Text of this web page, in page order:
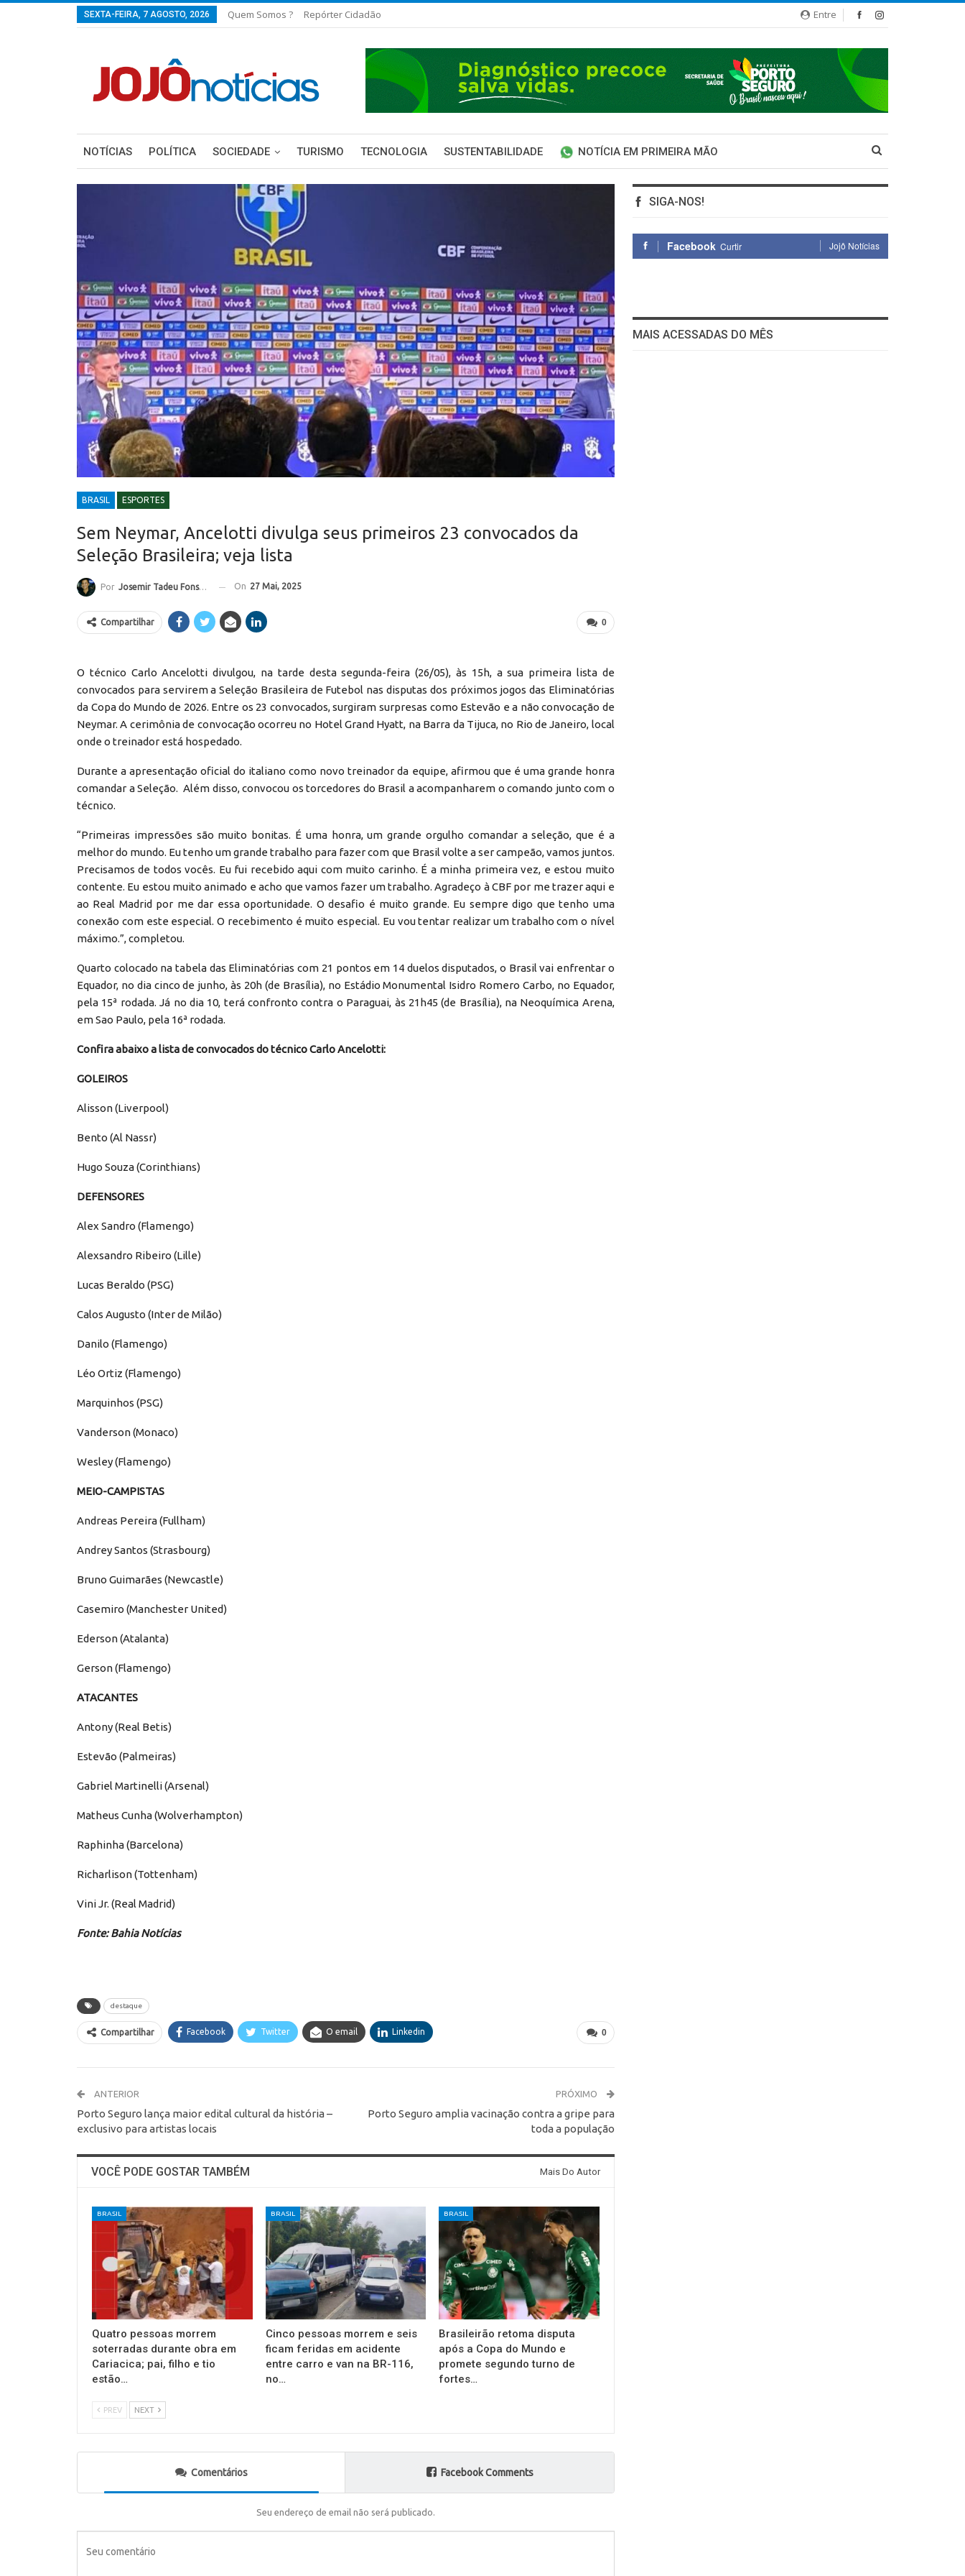
Entre
SEXTA-FEIRA, 7 AGOSTO, 2026 Quem Somos ? Repórter Cidadão
NOTÍCIAS POLÍTICA SOCIEDADE TURISMO TECNOLOGIA SUSTENTABILIDADE NOTÍCIA EM PRIMEIRA MÃO
BRASIL ESPORTES
Sem Neymar, Ancelotti divulga seus primeiros 23 convocados da
Seleção Brasileira; veja lista
Por Josemir Tadeu Fonseca On 27 Mai, 2025
0
Compartilhar
O técnico Carlo Ancelotti divulgou, na tarde desta segunda-feira (26/05), às 15h, a sua primeira lista de
convocados para servirem a Seleção Brasileira de Futebol nas disputas dos próximos jogos das Eliminatórias
da Copa do Mundo de 2026. Entre os 23 convocados, surgiram surpresas como Estevão e a não convocação de
Neymar. A cerimônia de convocação ocorreu no Hotel Grand Hyatt, na Barra da Tijuca, no Rio de Janeiro, local
onde o treinador está hospedado.
Durante a apresentação oficial do italiano como novo treinador da equipe, afirmou que é uma grande honra
comandar a Seleção. Além disso, convocou os torcedores do Brasil a acompanharem o comando junto com o
técnico.
“Primeiras impressões são muito bonitas. É uma honra, um grande orgulho comandar a seleção, que é a
melhor do mundo. Eu tenho um grande trabalho para fazer com que Brasil volte a ser campeão, vamos juntos.
Precisamos de todos vocês. Eu fui recebido aqui com muito carinho. É a minha primeira vez, e estou muito
contente. Eu estou muito animado e acho que vamos fazer um trabalho. Agradeço à CBF por me trazer aqui e
ao Real Madrid por me dar essa oportunidade. O desafio é muito grande. Eu sempre digo que tenho uma
conexão com este especial. O recebimento é muito especial. Eu vou tentar realizar um trabalho com o nível
máximo.”, completou.
Quarto colocado na tabela das Eliminatórias com 21 pontos em 14 duelos disputados, o Brasil vai enfrentar o
Equador, no dia cinco de junho, às 20h (de Brasília), no Estádio Monumental Isidro Romero Carbo, no Equador,
pela 15ª rodada. Já no dia 10, terá confronto contra o Paraguai, às 21h45 (de Brasília), na Neoquímica Arena,
em Sao Paulo, pela 16ª rodada.
Confira abaixo a lista de convocados do técnico Carlo Ancelotti:
GOLEIROS
Alisson (Liverpool)
Bento (Al Nassr)
Hugo Souza (Corinthians)
DEFENSORES
Alex Sandro (Flamengo)
Alexsandro Ribeiro (Lille)
Lucas Beraldo (PSG)
Calos Augusto (Inter de Milão)
Danilo (Flamengo)
Léo Ortiz (Flamengo)
Marquinhos (PSG)
Vanderson (Monaco)
Wesley (Flamengo)
MEIO-CAMPISTAS
Andreas Pereira (Fullham)
Andrey Santos (Strasbourg)
Bruno Guimarães (Newcastle)
Casemiro (Manchester United)
Ederson (Atalanta)
Gerson (Flamengo)
ATACANTES
Antony (Real Betis)
Estevão (Palmeiras)
Gabriel Martinelli (Arsenal)
Matheus Cunha (Wolverhampton)
Raphinha (Barcelona)
Richarlison (Tottenham)
Vini Jr. (Real Madrid)
Fonte: Bahia Notícias
destaque
0
Compartilhar Facebook Twitter O email Linkedin
ANTERIOR
Porto Seguro lança maior edital cultural da história –
exclusivo para artistas locais
PRÓXIMO
Porto Seguro amplia vacinação contra a gripe para
toda a população
VOCÊ PODE GOSTAR TAMBÉM Mais Do Autor
BRASIL
Quatro pessoas morrem
soterradas durante obra em
Cariacica; pai, filho e tio
estão…
BRASIL
Cinco pessoas morrem e seis
ficam feridas em acidente
entre carro e van na BR-116,
no…
BRASIL
Brasileirão retoma disputa
após a Copa do Mundo e
promete segundo turno de
fortes…
PREV NEXT
Comentários Facebook Comments
Seu endereço de email não será publicado.
SIGA-NOS!
Facebook Curtir Jojô Notícias
MAIS ACESSADAS DO MÊS